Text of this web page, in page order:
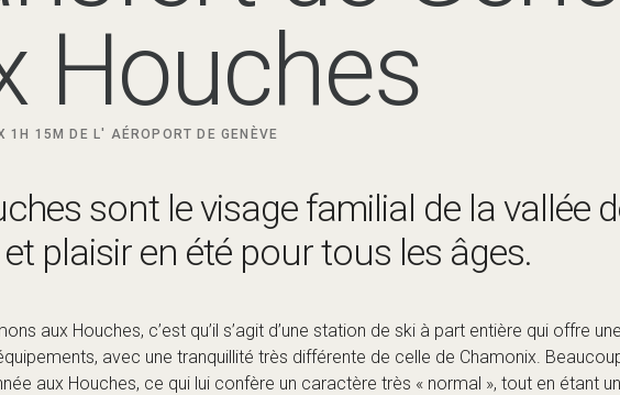
Houches
1H 15M DE L' AÉROPORT DE GENÈVE
sont le visage familial de la vallée
plaisir en été pour tous les âges.
aux Houches, c’est qu’il s’agit d’une station de ski à part entière qui offre
avec une tranquillité très différente de celle de Chamonix.
aux Houches, ce qui lui confère un caractère très « normal », tout en étant